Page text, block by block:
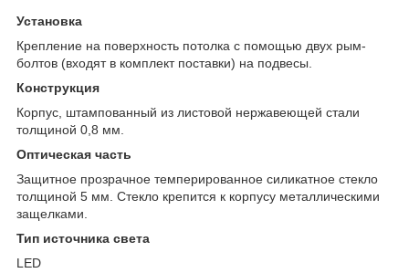
Установка
Крепление на поверхность потолка с помощью двух рым-
болтов (входят в комплект поставки) на подвесы.
Конструкция
Корпус, штампованный из листовой нержавеющей стали
толщиной 0,8 мм.
Оптическая часть
Защитное прозрачное темперированное силикатное стекло
толщиной 5 мм. Стекло крепится к корпусу металлическими
защелками.
Тип источника света
LED